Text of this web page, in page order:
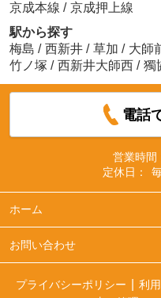
京成本線 / 京成押上線
駅から探す
梅島 / 西新井 / 草加 / 大師
竹ノ塚 / 西新井大師西 / 獨
電話
営業時間
定休日：
ホーム
お問い合わせ
プライバシーポリシー 利